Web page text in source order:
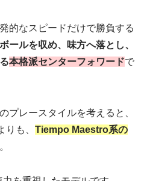
的なスピードだけで勝負する
ールを収め、味方へ落とし、
本格派センターフォワードで
プレースタイルを考えると、
りも、 Tiempo Maestro系の